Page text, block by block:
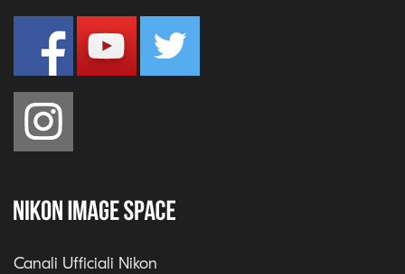
Canali Ufficiali Nikon